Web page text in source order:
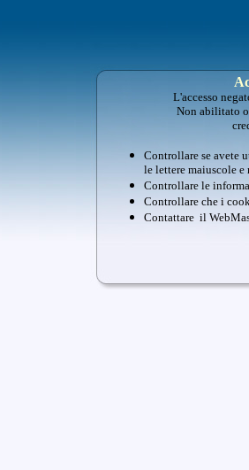
L'accesso
Non abilitato
Controllare se avete
le lettere maiuscole e
Controllare le
Controllare che i
Contattare il